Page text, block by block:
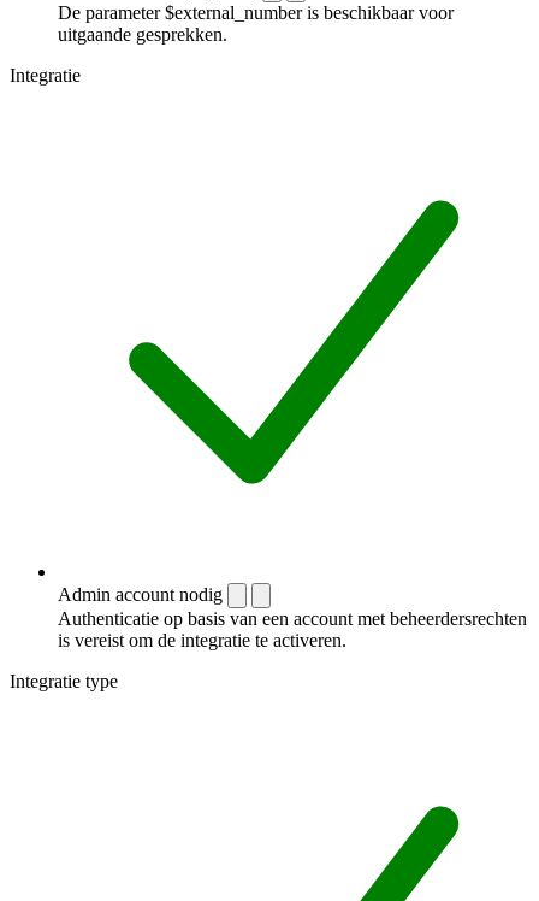
De parameter $external_number is beschikbaar voor
uitgaande gesprekken.
Integratie
Admin account nodig
Authenticatie op basis van een account met beheerdersrechten
is vereist om de integratie te activeren.
Integratie type